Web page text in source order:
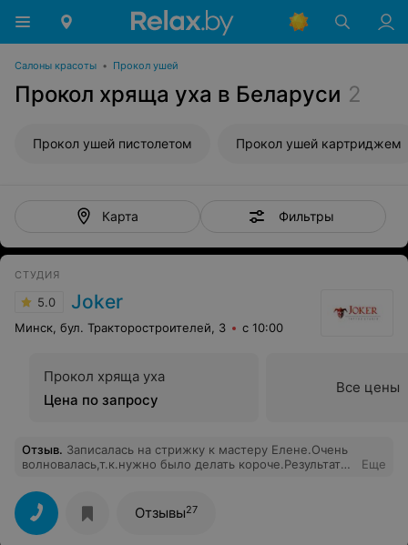
Салоны красоты • Прокол ушей
Прокол хряща уха в Беларуси 2
Прокол ушей пистолетом Прокол ушей картриджем
Карта Фильтры
СТУДИЯ
5.0 Joker
Минск, бул. Тракторостроителей, 3 с 10:00
Прокол хряща уха
Цена по запросу
Все цены
Отзыв. Записалась на стрижку к мастеру Елене.Очень
волновалась,т.к.нужно было делать короче.Результат
работа.Теперь раз в два месяца хожу только к ней.Еще
и сестре посоветовала.Ей Елена сделала окрашивание
и стрижку.Тоже осталась очень довольна.Спасибо
большое.
Еще
Отзывы27